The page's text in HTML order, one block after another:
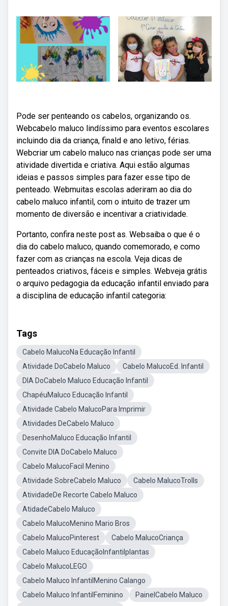
Pode ser penteando os cabelos, organizando os.
Webcabelo maluco lindíssimo para eventos escolares
incluindo dia da criança, finald e ano letivo, férias.
Webcriar um cabelo maluco nas crianças pode ser uma
atividade divertida e criativa. Aqui estão algumas
ideias e passos simples para fazer esse tipo de
penteado. Webmuitas escolas aderiram ao dia do
cabelo maluco infantil, com o intuito de trazer um
momento de diversão e incentivar a criatividade.
Portanto, confira neste post as. Websaiba o que é o
dia do cabelo maluco, quando comemorado, e como
fazer com as crianças na escola. Veja dicas de
penteados criativos, fáceis e simples. Webveja grátis
o arquivo pedagogia da educação infantil enviado para
a disciplina de educação infantil categoria:
Tags
Cabelo MalucoNa Educação Infantil
Atividade DoCabelo Maluco
Cabelo MalucoEd. Infantil
DIA DoCabelo Maluco Educação Infantil
ChapéuMaluco Educação Infantil
Atividade Cabelo MalucoPara Imprimir
Atividades DeCabelo Maluco
DesenhoMaluco Educação Infantil
Convite DIA DoCabelo Maluco
Cabelo MalucoFacil Menino
Atividade SobreCabelo Maluco
Cabelo MalucoTrolls
AtividadeDe Recorte Cabelo Maluco
AtidadeCabelo Maluco
Cabelo MalucoMenino Mario Bros
Cabelo MalucoPinterest
Cabelo MalucoCriança
Cabelo Maluco EducaçãoInfantilplantas
Cabelo MalucoLEGO
Cabelo Maluco InfantilMenino Calango
Cabelo Maluco InfantilFeminino
PainelCabelo Maluco